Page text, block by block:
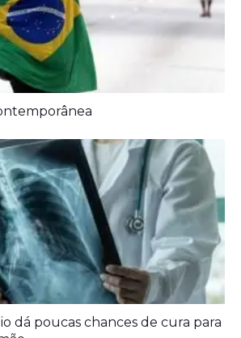
Relacionados: